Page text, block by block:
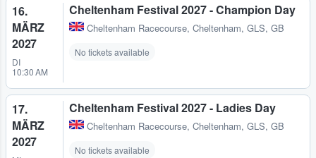
16.
MÄRZ
2027
DI
10:30 AM
Cheltenham Festival 2027 - Champion Day
Cheltenham Racecourse, Cheltenham, GLS, GB
No tickets available
17.
MÄRZ
2027
Cheltenham Festival 2027 - Ladies Day
Cheltenham Racecourse, Cheltenham, GLS, GB
No tickets available